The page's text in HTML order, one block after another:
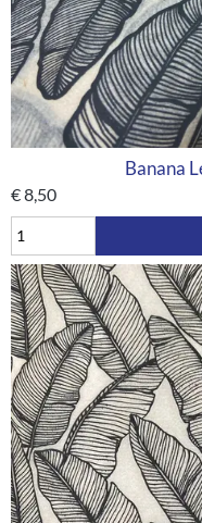
Banana
€8,50